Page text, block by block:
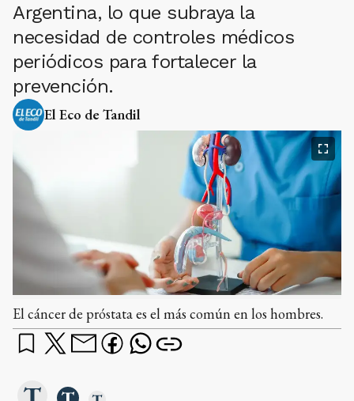
Argentina, lo que subraya la
necesidad de controles médicos
periódicos para fortalecer la
prevención.
El Eco de Tandil
El cáncer de próstata es el más común en los hombres.